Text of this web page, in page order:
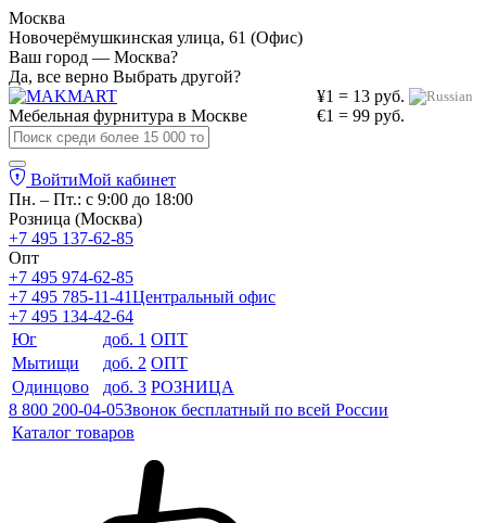
Москва
Новочерёмушкинская улица, 61 (Офис)
Ваш город — Москва?
Да, все верно Выбрать другой?
¥1 = 13 руб.
€1 = 99 руб.
Мебельная фурнитура в Москве
ВойтиМой кабинет
Пн. – Пт.: с 9:00 до 18:00
Розница (Москва)
+7 495 137-62-85
Опт
+7 495 974-62-85
+7 495 785-11-41Центральный офис
+7 495 134-42-64
Юг
доб. 1 ОПТ
Мытищи
доб. 2 ОПТ
Одинцово
доб. 3 РОЗНИЦА
8 800 200-04-05Звонок бесплатный по всей России
Каталог товаров